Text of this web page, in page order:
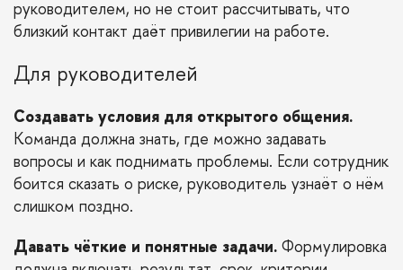
руководителем, но не стоит рассчитывать, что
близкий контакт даёт привилегии на работе.
Для руководителей
Создавать условия для открытого общения.
Команда должна знать, где можно задавать
вопросы и как поднимать проблемы. Если сотрудник
боится сказать о риске, руководитель узнаёт о нём
слишком поздно.
Давать чёткие и понятные задачи. Формулировка